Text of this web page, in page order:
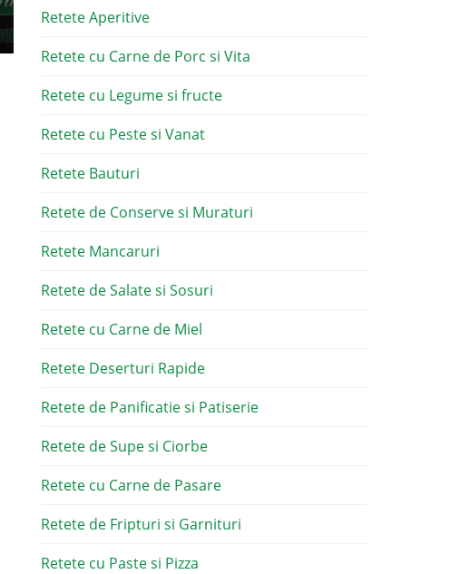
Retete Aperitive
Retete cu Carne de Porc si Vita
Retete cu Legume si fructe
Retete cu Peste si Vanat
Retete Bauturi
Retete de Conserve si Muraturi
Retete Mancaruri
Retete de Salate si Sosuri
Retete cu Carne de Miel
Retete Deserturi Rapide
Retete de Panificatie si Patiserie
Retete de Supe si Ciorbe
Retete cu Carne de Pasare
Retete de Fripturi si Garnituri
Retete cu Paste si Pizza